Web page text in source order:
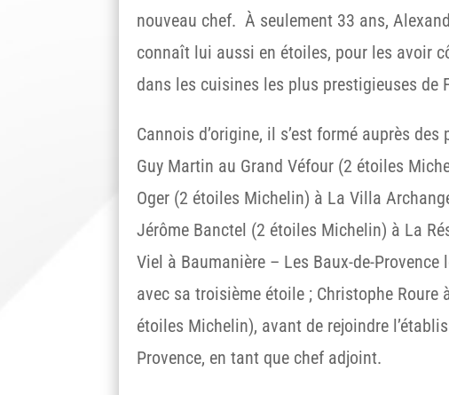
nouveau chef. À seulement 33 ans,
connaît lui aussi en étoiles, pour les avoir
dans les cuisines les plus prestigieuses de
Cannois d’origine, il s’est formé auprès
Guy Martin au Grand Véfour (2 étoiles
Oger (2 étoiles Michelin) à La Villa
Jérôme Banctel (2 étoiles Michelin) à La
Viel à Baumanière – Les Baux-de-
avec sa troisième étoile ; Christophe Roure
étoiles Michelin), avant de rejoindre
Provence, en tant que chef adjoint.